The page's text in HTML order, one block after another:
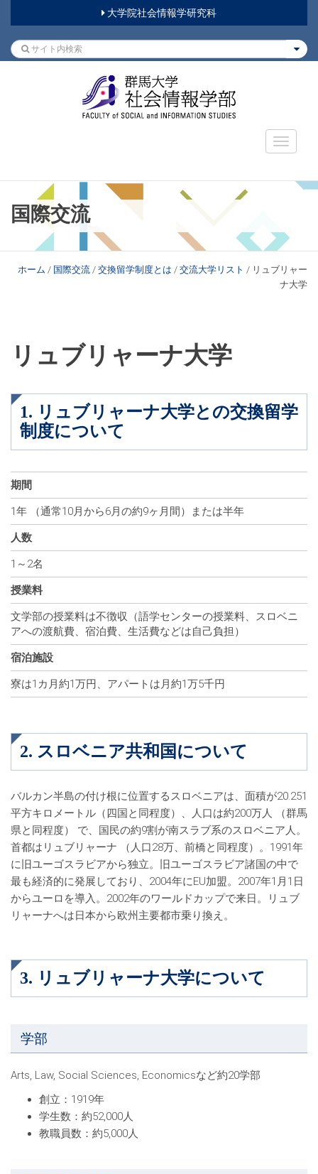
大学院社会情報学研究科
国際交流
ホーム / 国際交流 / 交換留学制度とは / 交流大学リスト / リュブリャー
ナ大学
リュブリャーナ大学
1. リュブリャーナ大学との交換留学
制度について
期間
1年 （通常10月から6月の約9ヶ月間）または半年
人数
1～2名
授業料
文学部の授業料は不徴収（語学センターの授業料、スロベニ
アへの渡航費、宿泊費、生活費などは自己負担）
宿泊施設
寮は1カ月約1万円、アパートは月約1万5千円
2. スロベニア共和国について
バルカン半島の付け根に位置するスロベニアは、面積が20.251
平方キロメートル（四国と同程度）、人口は約200万人 （群馬
県と同程度） で、国民の約9割が南スラブ系のスロベニア人。
首都はリュブリャーナ （人口28万、前橋と同程度）。1991年
に旧ユーゴスラビアから独立。旧ユーゴスラビア諸国の中で
最も経済的に発展しており、2004年にEU加盟。2007年1月1日
からユーロを導入。2002年のワールドカップで来日。リュブ
リャーナへは日本から欧州主要都市乗り換え。
3. リュブリャーナ大学について
学部
Arts, Law, Social Sciences, Economicsなど約20学部
創立：1919年
学生数：約52,000人
教職員数：約5,000人